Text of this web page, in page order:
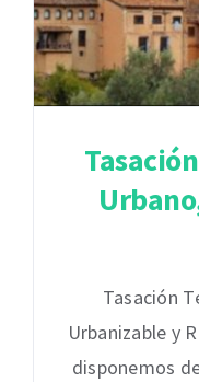
Tasación
Urbanizable y
disponemos